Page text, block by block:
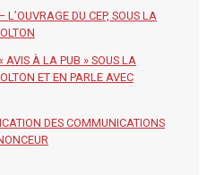
DU CEP, SOUS LA
AVIS À LA PUB » SOUS LA
ET EN PARLE AVEC
DES COMMUNICATIONS